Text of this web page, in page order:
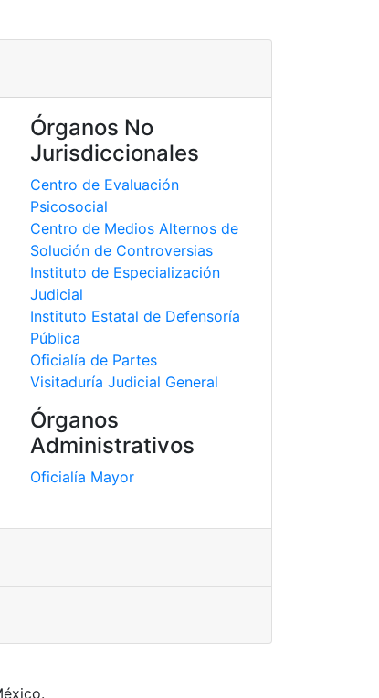
Órganos No
Jurisdiccionales
Centro de Evaluación
Psicosocial
Centro de Medios Alternos de
Solución de Controversias
Instituto de Especialización
Judicial
Instituto Estatal de Defensoría
Pública
Oficialía de Partes
Visitaduría Judicial General
Órganos
Administrativos
Oficialía Mayor